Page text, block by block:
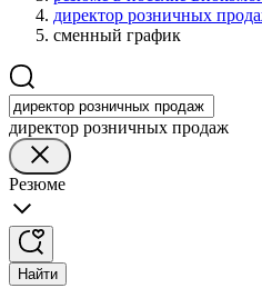
директор розничных
сменный график
директор розничных продаж
Резюме
Найти